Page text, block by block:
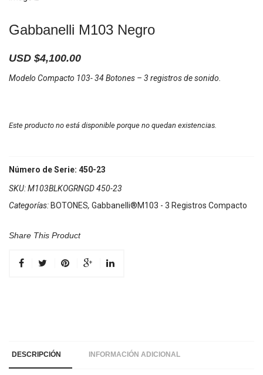
Gabbanelli M103 Negro
USD $4,100.00
Modelo Compacto 103- 34 Botones – 3 registros de sonido.
Este producto no está disponible porque no quedan existencias.
Número de Serie: 450-23
SKU:M103BLKOGRNGD 450-23
Categorías: BOTONES, Gabbanelli®M103 - 3 Registros Compacto
Share This Product
DESCRIPCIÓN INFORMACIÓN ADICIONAL